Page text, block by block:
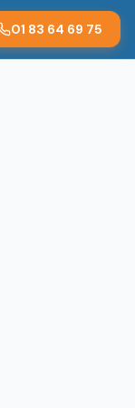
01 83 64 69 75